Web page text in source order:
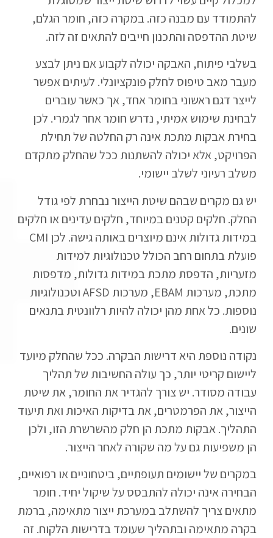
להתמודד עם מבנה כזה. במקרה כזה, חומר הגלם,
שיטת ההדפסה והתכנון חייבים להתאים זה לזה.
בשלבי פיתוח, האבקה יכולה לקבוע אם ניתן לבצע
מעבר מאב טיפוס לחלק פונקציונלי. לעיתים אפשר
לייצר דגם ראשוני בחומר אחד, אך כאשר עוברים
לבחינת שימוש אמיתי, נדרש חומר אחר לגמרי. לכן
בחירת אבקות מתכת אינה רק החלטה של תחילת
הפרויקט, אלא יכולה להשתנות ככל שהחלק מתקדם
משלב רעיוני לשלב יישומי.
יש גם מקרים שבהם שיטת הייצור נבחרת לפי גודל
החלק. חלקים קטנים במיוחד, חלקים עדינים או חלקים
במידות גדולות אינם מיוצרים באותה גישה. לכן CMI
פועלת בתחום רחב הכולל טכנולוגיות למידות
מזעריות, הדפסת מתכת במידות גדולות, מדפסות
מתכת, מערכות EBAM, מערכות AFSD וטכנולוגיות
נוספות. כל אחת מהן יכולה להיות רלוונטית בתנאים
שונים.
נקודה נוספת היא דרישות הבקרה. ככל שהחלק מיועד
ליישום קריטי יותר, כך עולה החשיבות של תהליך
עבודה מסודר. יש צורך להגדיר את החומר, את שיטת
הייצור, את הפרמטרים, את בדיקות האיכות ואת תיעוד
התהליך. אבקות מתכת הן חלק מהשרשרת הזו, ולכן
הן משפיעות גם על מה שקורה לאחר הייצור.
במקרים של יישומים תעופתיים, ביטחוניים או רפואיים,
הבחירה אינה יכולה להתבסס על שיקול יחיד. חומר
מתאים צריך להשתלב במערכת ייצור מתאימה, ברמת
בקרה מתאימה ובתהליך שעומד בדרישות הלקוח. זה